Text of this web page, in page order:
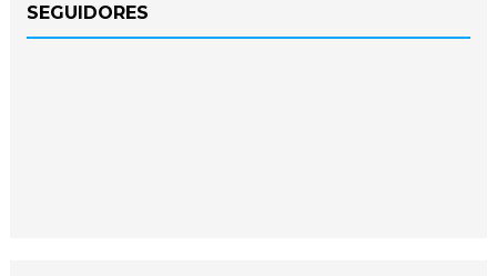
SEGUIDORES